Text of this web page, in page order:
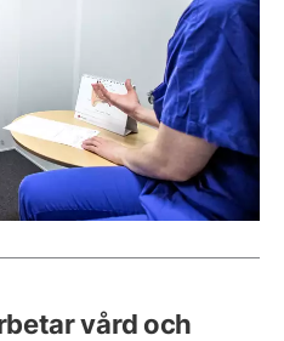
vård och